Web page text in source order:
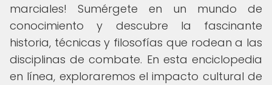
marciales! Sumérgete en un mundo de
conocimiento y descubre la fascinante
historia, técnicas y filosofías que rodean a las
disciplinas de combate. En esta enciclopedia
en línea, exploraremos el impacto cultural de